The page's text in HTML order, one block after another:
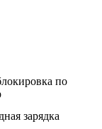
по
зарядка